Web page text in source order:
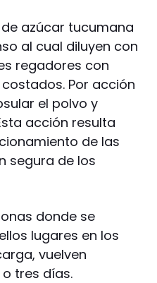
azúcar tucumana
al cual diluyen con
regadores con
Por acción
el polvo y
acción resulta
de las
segura de los
donde se
lugares en los
vuelven
tres días.